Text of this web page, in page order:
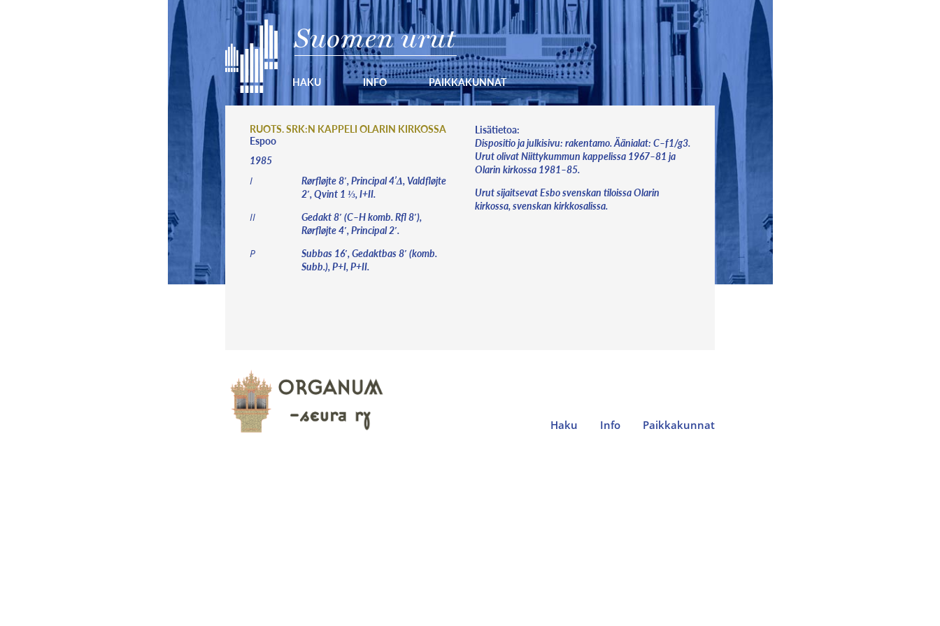
Suomen urut
HAKU INFO PAIKKAKUNNAT
RUOTS. SRK:N KAPPELI OLARIN KIRKOSSA
Espoo
1985
I
Rørfløjte 8′, Principal 4’Δ, Valdfløjte
2′, Qvint 1 ⅓, I+II.
II
Gedakt 8′ (C–H komb. Rfl 8′),
Rørfløjte 4′, Principal 2′.
P
Subbas 16′, Gedaktbas 8′ (komb.
Subb.), P+I, P+II.
Lisätietoa:
Dispositio ja julkisivu: rakentamo. Äänialat: C–f1/g3.
Urut olivat Niittykummun kappelissa 1967–81 ja
Olarin kirkossa 1981–85.
Urut sijaitsevat Esbo svenskan tiloissa Olarin
kirkossa, svenskan kirkkosalissa.
Haku Info Paikkakunnat